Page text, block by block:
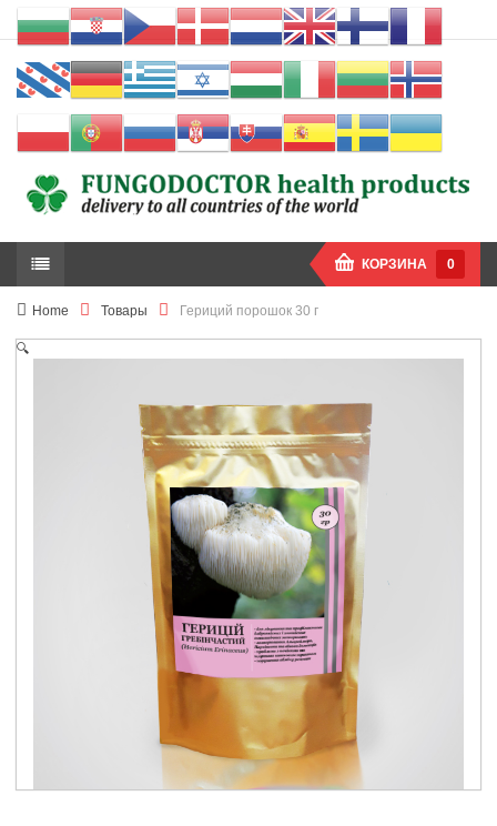
КОРЗИНА 0
Home Товары Гериций порошок 30 г
🔍